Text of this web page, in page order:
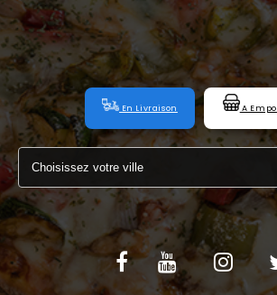
VOTRE COMPTE
NOTRE RESTAURANT
VOS AVIS
MENTIONS LÉGALES
C.G.V
En Livraison A